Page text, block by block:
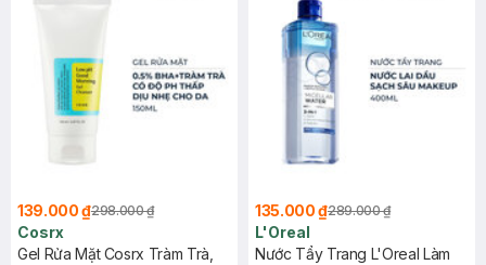
139.000 ₫298.000 ₫
Cosrx
Gel Rửa Mặt Cosrx Tràm Trà,
135.000 ₫289.000 ₫
L'Oreal
Nước Tẩy Trang L'Oreal Làm